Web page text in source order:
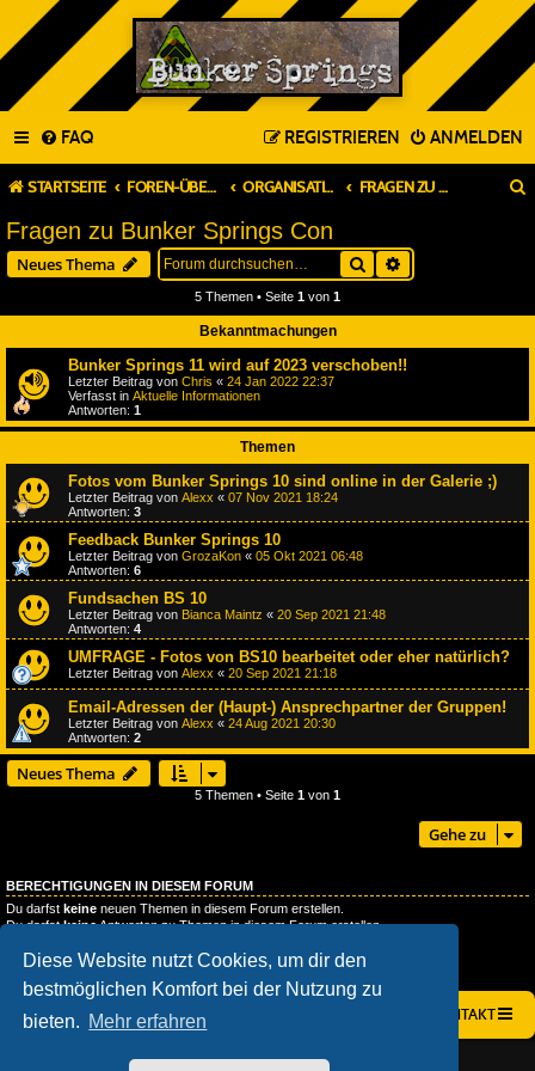
Diese Website nutzt Cookies, um dir den
bestmöglichen Komfort bei der Nutzung zu
bieten. Mehr erfahren
FAQ ANMELDEN
REGISTRIEREN
STARTSEITE FOREN-ÜBERSICHT ORGANISATION & PLANUNG FRAGEN ZU BUNKER SPRINGS CON
Fragen zu Bunker Springs Con
Neues Thema Suche
5 Themen • Seite 1 von 1
Bekanntmachungen
Bunker Springs 11 wird auf 2023 verschoben!!
Letzter Beitrag von Chris « 24 Jan 2022 22:37
Verfasst in Aktuelle Informationen
Antworten: 1
Themen
Fotos vom Bunker Springs 10 sind online in der Galerie ;)
Letzter Beitrag von Alexx « 07 Nov 2021 18:24
Antworten: 3
Feedback Bunker Springs 10
Letzter Beitrag von GrozaKon « 05 Okt 2021 06:48
Antworten: 6
Fundsachen BS 10
Letzter Beitrag von Bianca Maintz « 20 Sep 2021 21:48
Antworten: 4
UMFRAGE - Fotos von BS10 bearbeitet oder eher natürlich?
Letzter Beitrag von Alexx « 20 Sep 2021 21:18
Email-Adressen der (Haupt-) Ansprechpartner der Gruppen!
Letzter Beitrag von Alexx « 24 Aug 2021 20:30
Antworten: 2
Neues Thema
5 Themen • Seite 1 von 1
Gehe zu
BERECHTIGUNGEN IN DIESEM FORUM
Du darfst keine neuen Themen in diesem Forum erstellen.
Du darfstkeineAntworten zu Themen in diesem Forum erstellen.
Du darfst deine Beiträge in diesem Forumnicht löschen.
STARTSEITE FOREN-ÜBERSICHT KONTAKT